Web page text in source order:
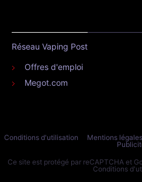
Réseau Vaping Post
Offres d'emploi
Megot.com
Conditions d'utilisation Mentions légales
Ce site est protégé par reCAPTCHA et
Conditions